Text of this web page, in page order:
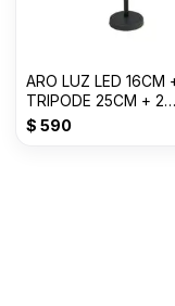
ARO LUZ LED 16CM
TRIPODE 25CM + 2
SOPORTES
$ 590